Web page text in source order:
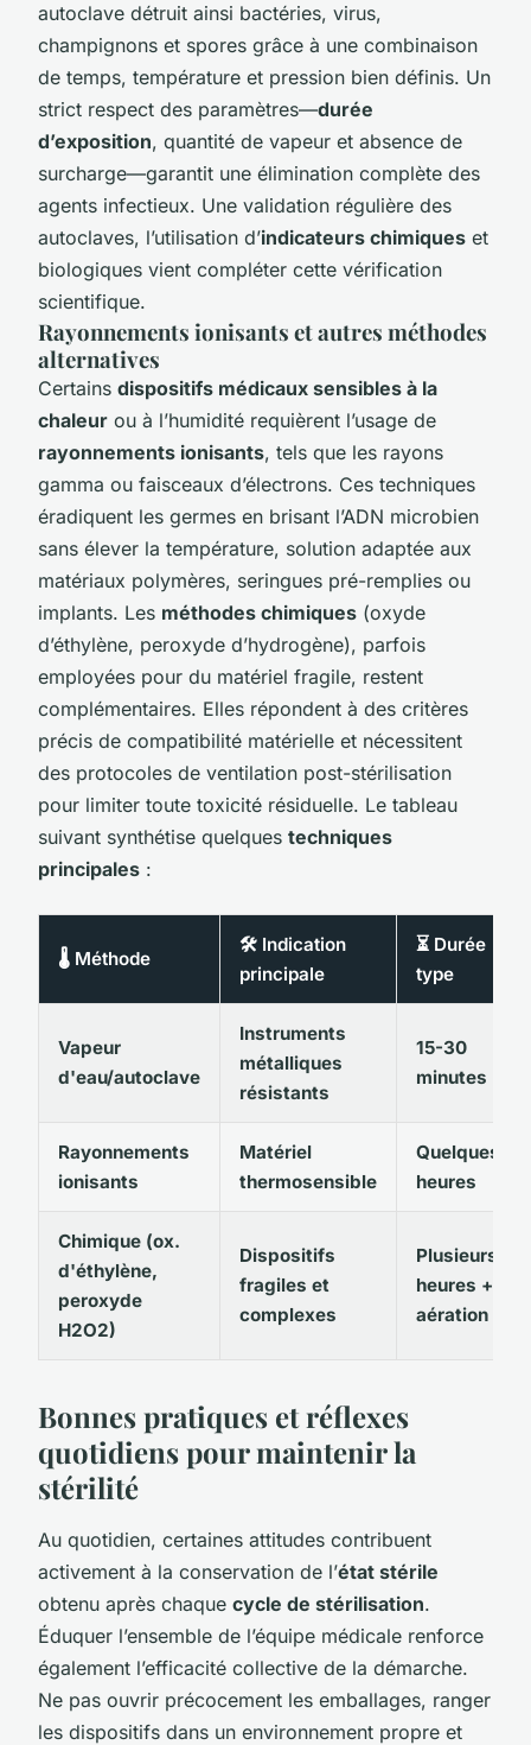
autoclave détruit ainsi bactéries, virus,
champignons et spores grâce à une combinaison
de temps, température et pression bien définis. Un
strict respect des paramètres—durée
d’exposition, quantité de vapeur et absence de
surcharge—garantit une élimination complète des
agents infectieux. Une validation régulière des
autoclaves, l’utilisation d’indicateurs chimiques et
biologiques vient compléter cette vérification
scientifique.
Rayonnements ionisants et autres méthodes
alternatives
Certains dispositifs médicaux sensibles à la
chaleur ou à l’humidité requièrent l’usage de
rayonnements ionisants, tels que les rayons
gamma ou faisceaux d’électrons. Ces techniques
éradiquent les germes en brisant l’ADN microbien
sans élever la température, solution adaptée aux
matériaux polymères, seringues pré-remplies ou
implants. Les méthodes chimiques (oxyde
d’éthylène, peroxyde d’hydrogène), parfois
employées pour du matériel fragile, restent
complémentaires. Elles répondent à des critères
précis de compatibilité matérielle et nécessitent
des protocoles de ventilation post-stérilisation
pour limiter toute toxicité résiduelle. Le tableau
suivant synthétise quelques techniques
principales :
🌡️ Méthode
🛠️ Indication
principale
⏳ Durée
type
Vapeur
d'eau/autoclave
Instruments
métalliques
résistants
15-30
minutes
Rayonnements
ionisants
Matériel
thermosensible
Quelques
heures
Chimique (ox.
d'éthylène,
peroxyde
H2O2)
Dispositifs
fragiles et
complexes
Plusieurs
heures +
aération
Bonnes pratiques et réflexes
quotidiens pour maintenir la
stérilité
Au quotidien, certaines attitudes contribuent
activement à la conservation de l’état stérile
obtenu après chaque cycle de stérilisation.
Éduquer l’ensemble de l’équipe médicale renforce
également l’efficacité collective de la démarche.
Ne pas ouvrir précocement les emballages, ranger
les dispositifs dans un environnement propre et